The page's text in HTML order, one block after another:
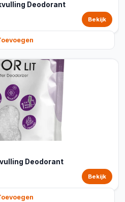
Deodorant
Bekijk
Deodorant
Bekijk